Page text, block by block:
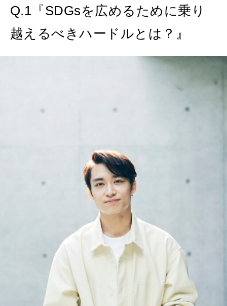
Q.1『SDGsを広めるために乗り
越えるべきハードルとは？』